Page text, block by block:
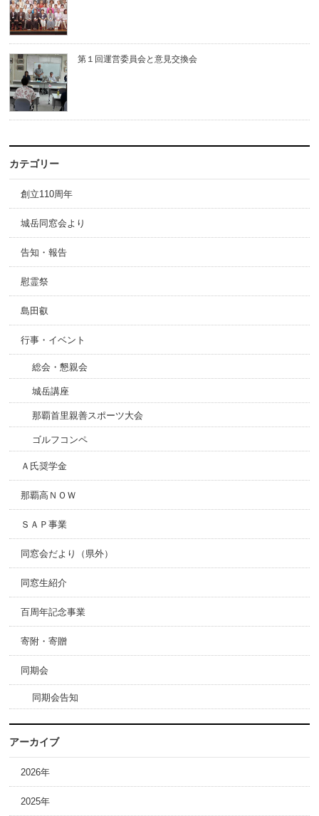
第１回運営委員会と意見交換会
カテゴリー
創立110周年
城岳同窓会より
告知・報告
慰霊祭
島田叡
行事・イベント
総会・懇親会
城岳講座
那覇首里親善スポーツ大会
ゴルフコンペ
Ａ氏奨学金
那覇高ＮＯＷ
ＳＡＰ事業
同窓会だより（県外）
同窓生紹介
百周年記念事業
寄附・寄贈
同期会
同期会告知
アーカイブ
2026年
2025年